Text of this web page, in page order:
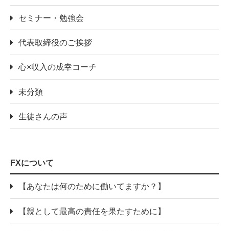
セミナー・勉強会
代表取締役のご挨拶
心×収入の成幸コーチ
未分類
生徒さんの声
FXについて
【あなたは何のために働いてますか？】
【親として最高の責任を果たすために】